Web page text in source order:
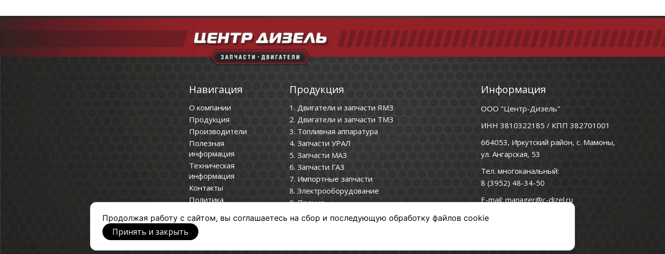
Продолжая работу с сайтом, вы соглашаетесь на сбор и последующую обработку файлов cookie
Принять и закрыть
Навигация
О компании
Продукция
Производители
Полезная
информация
Техническая
информация
Контакты
Политика
Продукция
1. Двигатели и запчасти ЯМЗ
2. Двигатели и запчасти ТМЗ
3. Топливная аппаратура
4. Запчасти УРАЛ
5. Запчасти МАЗ
6. Запчасти ГАЗ
7. Импортные запчасти
8. Электрооборудование
9. Прочие
Информация
ООО "Центр-Дизель"
ИНН 3810322185 / КПП 382701001
664053, Иркутский район, с. Мамоны,
ул. Ангарская, 53
Тел. многоканальный:
8 (3952) 48-34-50
E-mail:manager@c-dizel.ru
Мессенджеры: